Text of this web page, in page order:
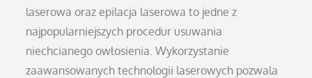
laserowa oraz epilacja laserowa to jedne z
najpopularniejszych procedur usuwania
niechcianego owłosienia. Wykorzystanie
zaawansowanych technologii laserowych pozwala